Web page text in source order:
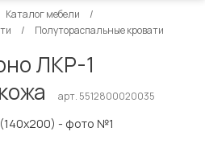
Каталог мебели
Полутораспальные кровати
ЛКР-1
арт. 5512800020035